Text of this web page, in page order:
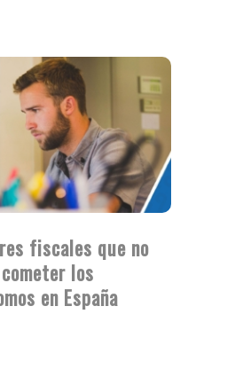
fiscales que no
los
en España